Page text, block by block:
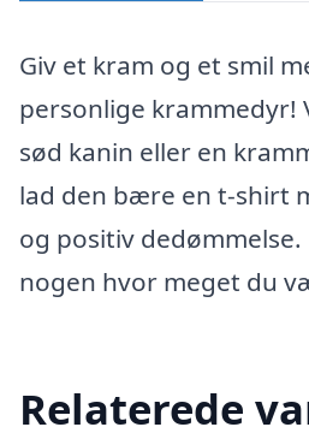
Giv et kram og et smil
personlige krammedyr!
sød kanin eller en
lad den bære en t-shirt
og positiv
nogen hvor meget du
Relaterede